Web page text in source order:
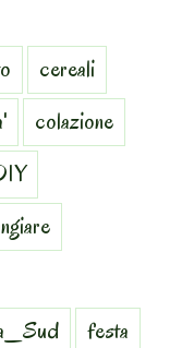
cereali
colazione
festa